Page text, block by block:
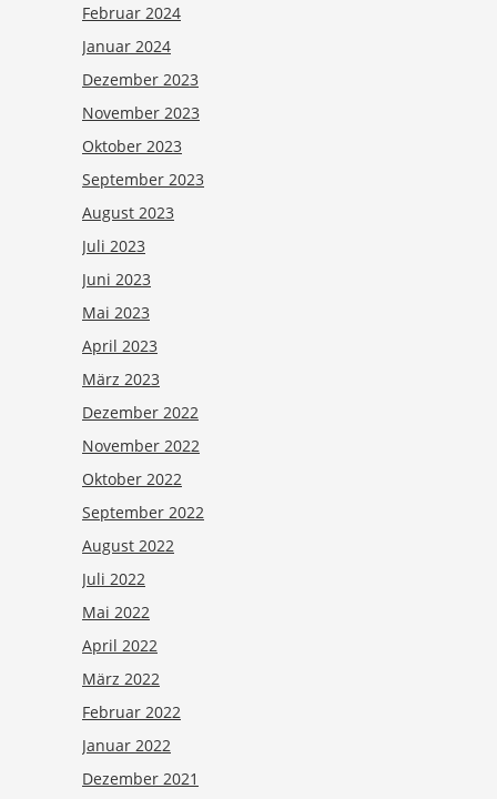
Februar 2024
Januar 2024
Dezember 2023
November 2023
Oktober 2023
September 2023
August 2023
Juli 2023
Juni 2023
Mai 2023
April 2023
März 2023
Dezember 2022
November 2022
Oktober 2022
September 2022
August 2022
Juli 2022
Mai 2022
April 2022
März 2022
Februar 2022
Januar 2022
Dezember 2021